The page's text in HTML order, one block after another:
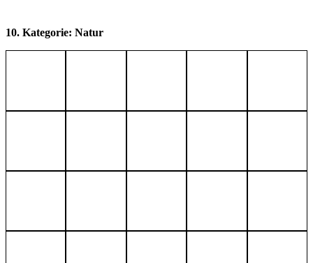
10. Kategorie: Natur